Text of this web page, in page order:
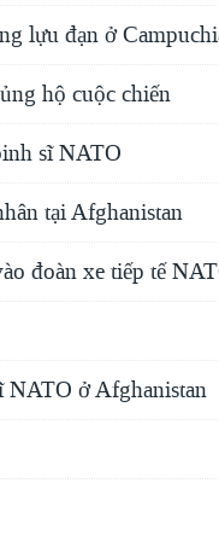
lựu đạn ở
hộ cuộc chiến
sĩ NATO
tại Afghanistan
đoàn xe tiếp tế
NATO ở Afghanistan